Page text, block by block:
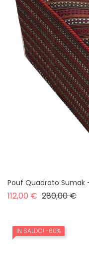
Pouf Quadrato Sumak
112,00 € Prezzo base
280,00 €
IN SALDO! -60%